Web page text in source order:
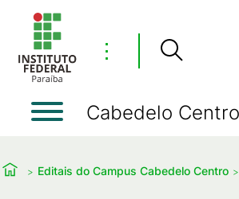
⋮
Cabedelo Centro
Editais do Campus Cabedelo Centro